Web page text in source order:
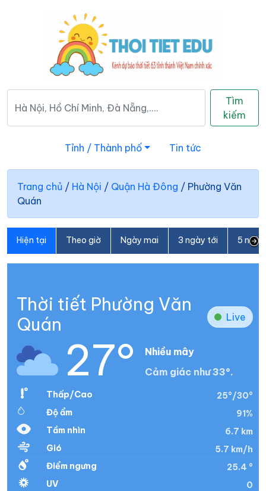
Tìm
kiếm
Tỉnh / Thành phố Tin tức
Trang chủ / Hà Nội / Quận Hà Đông / Phường Văn
Quán
Hiện tại Theo giờ Ngày mai 3 ngày tới 5
Thời tiết Phường Văn
Quán
Live
27°
Nhiều mây
Cảm giác như 33°.
Thấp/Cao
25°/30°
Độ ẩm
91%
Tầm nhìn
6.7 km
Gió
5.7 km/h
Điểm ngưng
25.4 °
UV
0